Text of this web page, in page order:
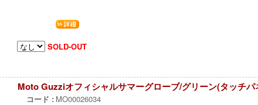
SOLD-OUT
Moto Guzziオフィシャルサマーグローブ/グリーン(タッチパ
コード : MO00026034